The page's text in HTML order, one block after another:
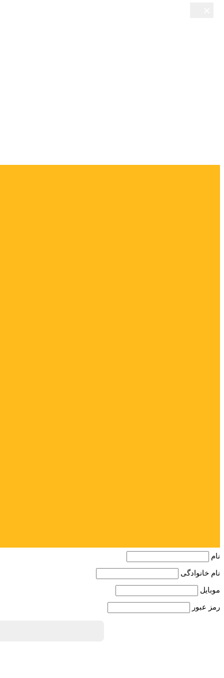
نام
نام خانوادگی
موبایل
رمز عبور